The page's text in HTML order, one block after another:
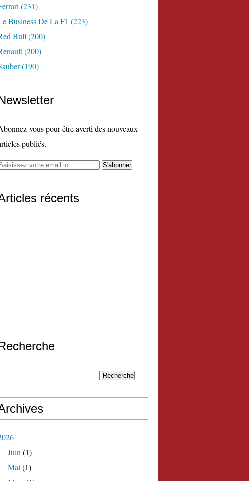
(231)
Business De La F1 (223)
Bull (200)
(200)
(190)
vous pour être averti des nouveaux
publiés.
récents
Juin (1)
Mai (1)